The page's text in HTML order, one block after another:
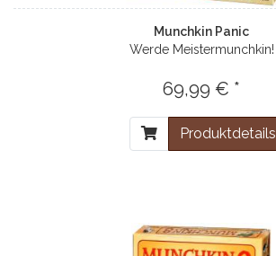
Munchkin Panic
Werde Meistermunchkin!
69,99 € *
Produktdetails